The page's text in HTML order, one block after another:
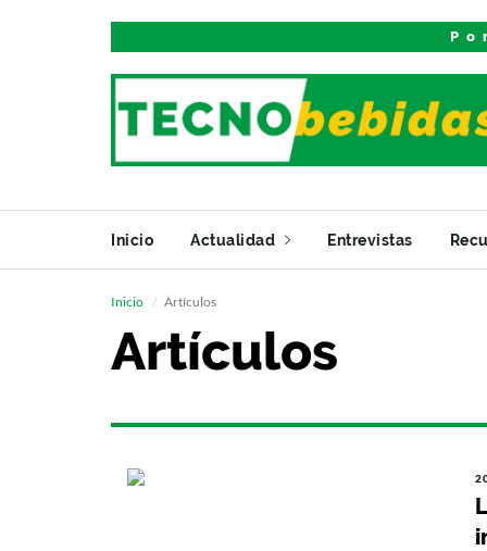
Inicio Actualidad Entrevistas
Inicio Artículos
Artículos